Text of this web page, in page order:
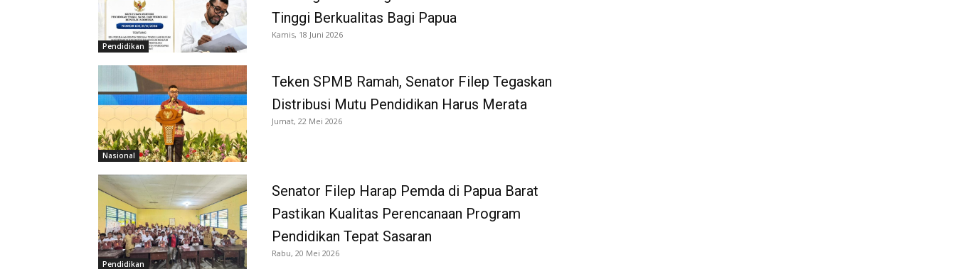
Pendidikan
Tinggi Berkualitas Bagi Papua
Kamis, 18 Juni 2026
Nasional
Teken SPMB Ramah, Senator Filep Tegaskan
Distribusi Mutu Pendidikan Harus Merata
Jumat, 22 Mei 2026
Pendidikan
Senator Filep Harap Pemda di Papua Barat
Pastikan Kualitas Perencanaan Program
Pendidikan Tepat Sasaran
Rabu, 20 Mei 2026